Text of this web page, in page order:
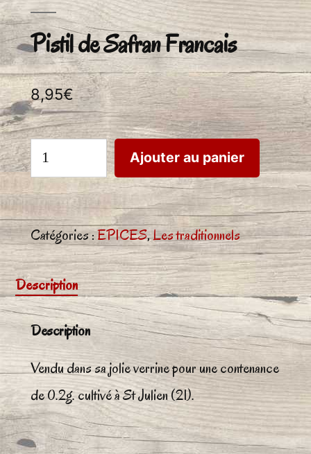
Pistil de Safran Francais
8,95€
quantité
de
Pistil
de
Safran
Francais
Ajouter au panier
Catégories :EPICES,Les traditionnels
Description
Description
Vendu dans sa jolie verrine pour une contenance
de 0.2g. cultivé à St Julien (21).